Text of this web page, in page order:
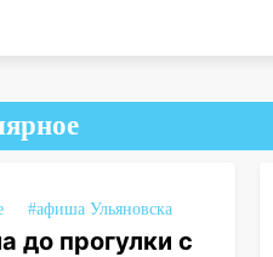
#афиша Ульяновска
до прогулки с